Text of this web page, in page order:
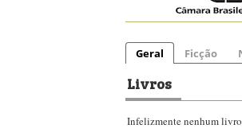
Geral Ficção
Livros
Infelizmente nenhum